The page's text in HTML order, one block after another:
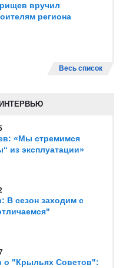
вручил
региона
Весь список
«Мы стремимся
из эксплуатации»
В сезон заходим с
о "Крыльях Советов":